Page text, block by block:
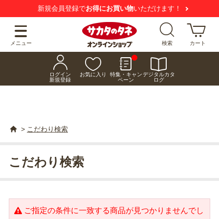
新規会員登録でお得にお買い物いただけます！
メニュー 検索 カート
ログイン
新規登録
お気に入り
特集・キャン
ペーン
デジタルカタ
ログ
> こだわり検索
こだわり検索
ご指定の条件に一致する商品が見つかりませんでし